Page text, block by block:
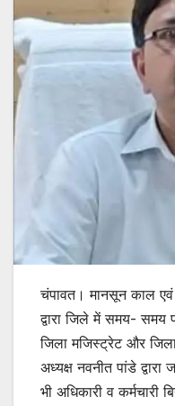
चंपावत। मानसून काल
द्वारा जिले में समय- समय
जिला मजिस्ट्रेट और
अध्यक्ष नवनीत पांडे
भी अधिकारी व कर्मचारी